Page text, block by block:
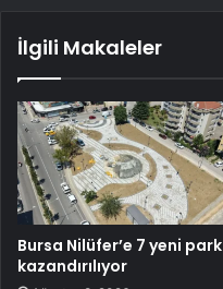
İlgili Makaleler
Bursa Nilüfer’e 7 yeni park
kazandırılıyor